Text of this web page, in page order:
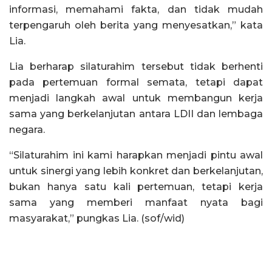
informasi, memahami fakta, dan tidak mudah
terpengaruh oleh berita yang menyesatkan,” kata
Lia.
Lia berharap silaturahim tersebut tidak berhenti
pada pertemuan formal semata, tetapi dapat
menjadi langkah awal untuk membangun kerja
sama yang berkelanjutan antara LDII dan lembaga
negara.
“Silaturahim ini kami harapkan menjadi pintu awal
untuk sinergi yang lebih konkret dan berkelanjutan,
bukan hanya satu kali pertemuan, tetapi kerja
sama yang memberi manfaat nyata bagi
masyarakat,” pungkas Lia. (sof/wid)